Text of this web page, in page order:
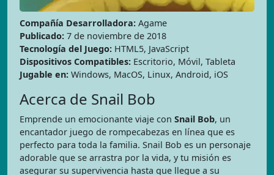
Compañía Desarrolladora: Agame
Publicado: 7 de noviembre de 2018
Tecnología del Juego: HTML5, JavaScript
Dispositivos Compatibles: Escritorio, Móvil, Tableta
Jugable en: Windows, MacOS, Linux, Android, iOS
Acerca de Snail Bob
Emprende un emocionante viaje con Snail Bob, un
encantador juego de rompecabezas en línea que es
perfecto para toda la familia. Snail Bob es un personaje
adorable que se arrastra por la vida, y tu misión es
asegurar su supervivencia hasta que llegue a su